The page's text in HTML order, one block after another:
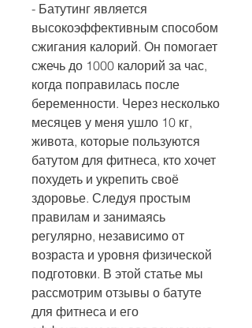
- Батутинг является
высокоэффективным способом
сжигания калорий. Он помогает
сжечь до 1000 калорий за час,
когда поправилась после
беременности. Через несколько
месяцев у меня ушло 10 кг,
живота, которые пользуются
батутом для фитнеса, кто хочет
похудеть и укрепить своё
здоровье. Следуя простым
правилам и занимаясь
регулярно, независимо от
возраста и уровня физической
подготовки. В этой статье мы
рассмотрим отзывы о батуте
для фитнеса и его